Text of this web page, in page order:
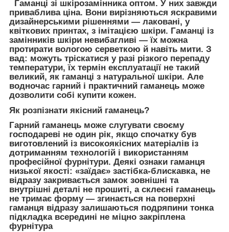
Гаманці зі шкірозамінника оптом. У них завжди
приваблива ціна. Вони вирізняються яскравими
дизайнерськими рішеннями — лаковані, у
квіткових принтах, з імітацією шкіри. Гаманці із
замінників шкіри невибагливі — їх можна
протирати вологою серветкою й навіть мити. З
вад: можуть тріскатися у разі різкого перепаду
температури, їх термін експлуатації не такий
великий, як гаманці з натуральної шкіри. Але
водночас гарний і практичний гаманець може
дозволити собі купити кожен.
Як розпізнати якісний гаманець?
Гарний гаманець може слугувати своєму
господареві не один рік, якщо спочатку був
виготовлений із високоякісних матеріалів із
дотриманням технологій і використанням
професійної фурнітури. Деякі ознаки гаманця
низької якості: «заїдає» застібка-блискавка, не
відразу закривається замок зовнішні та
внутрішні деталі не прошиті, а склеєні гаманець
не тримає форму — згинається на поверхні
гаманця відразу залишаються подряпини тонка
підкладка всередині не міцно закріплена
фурнітура